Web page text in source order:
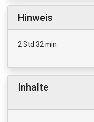
Hinweis
2 Std 32 min
Inhalte